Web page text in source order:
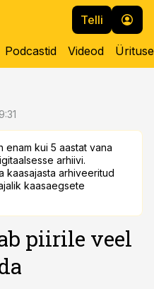
Telli
Podcastid Videod
enam kui 5 aastat vana
arhiivi.
kaasajasta arhiveeritud
kaasaegsete
piirile veel